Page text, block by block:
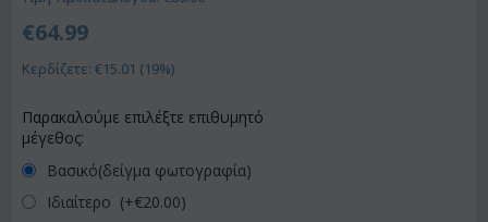
€64.99
Κερδίζετε: €15.01 (19%)
Παρακαλούμε επιλέξτε επιθυμητό
μέγεθος:
Βασικό(δείγμα φωτογραφία)
Ιδιαίτερο (+€20.00)